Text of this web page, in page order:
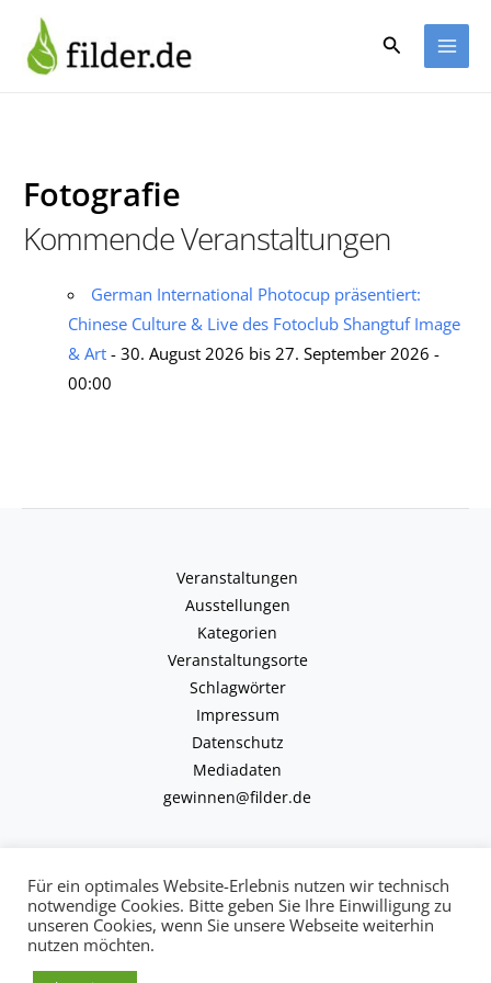
Inhalt
springen
Suchen
Fotografie
Kommende Veranstaltungen
German International Photocup präsentiert:
Chinese Culture & Live des Fotoclub Shangtuf Image
& Art - 30. August 2026 bis 27. September 2026 -
00:00
Veranstaltungen
Ausstellungen
Kategorien
Veranstaltungsorte
Schlagwörter
Impressum
Datenschutz
Mediadaten
gewinnen@filder.de
Copyright © 2026 kulturkalender-filder.de | Powered by kulturkalender-
Für ein optimales Website-Erlebnis nutzen wir technisch
notwendige Cookies. Bitte geben Sie Ihre Einwilligung zu
unseren Cookies, wenn Sie unsere Webseite weiterhin
nutzen möchten.